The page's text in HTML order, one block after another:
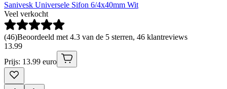
Sanivesk Universele Sifon 6/4x40mm Wit
Veel verkocht
(46)Beoordeeld met 4.3 van de 5 sterren, 46 klantreviews
13.99
Prijs: 13.99 euro